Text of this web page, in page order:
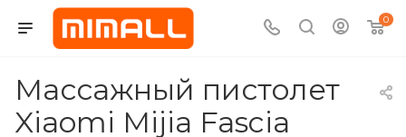
0
Массажный пистолет
Xiaomi Mijia Fascia